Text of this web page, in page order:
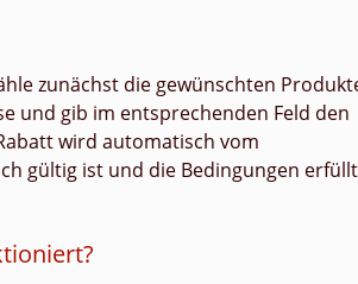
zunächst die gewünschten
und gib im entsprechenden Feld den
wird automatisch vom
gültig ist und die Bedingungen erfüllt